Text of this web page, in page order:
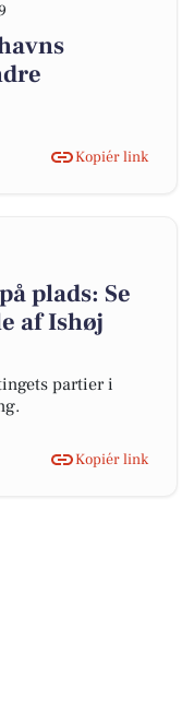
Kopiér link
plads: Se
af Ishøj
partier i
Kopiér link